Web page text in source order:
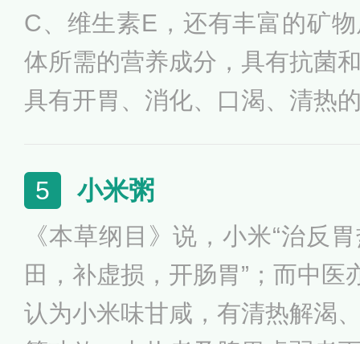
C、维生素E，还有丰富的矿
体所需的营养成分，具有抗菌
具有开胃、消化、口渴、清热
上500～1000毫升，流鼻涕则
尤其是感冒初期，喝柠檬汁甚
购编辑了解到，柠檬也能祛痰
和柑橘强。
5 小米粥
《本草纲目》说，小米“治反
田，补虚损，开肠胃”；而中医
认为小米味甘咸，有清热解渴